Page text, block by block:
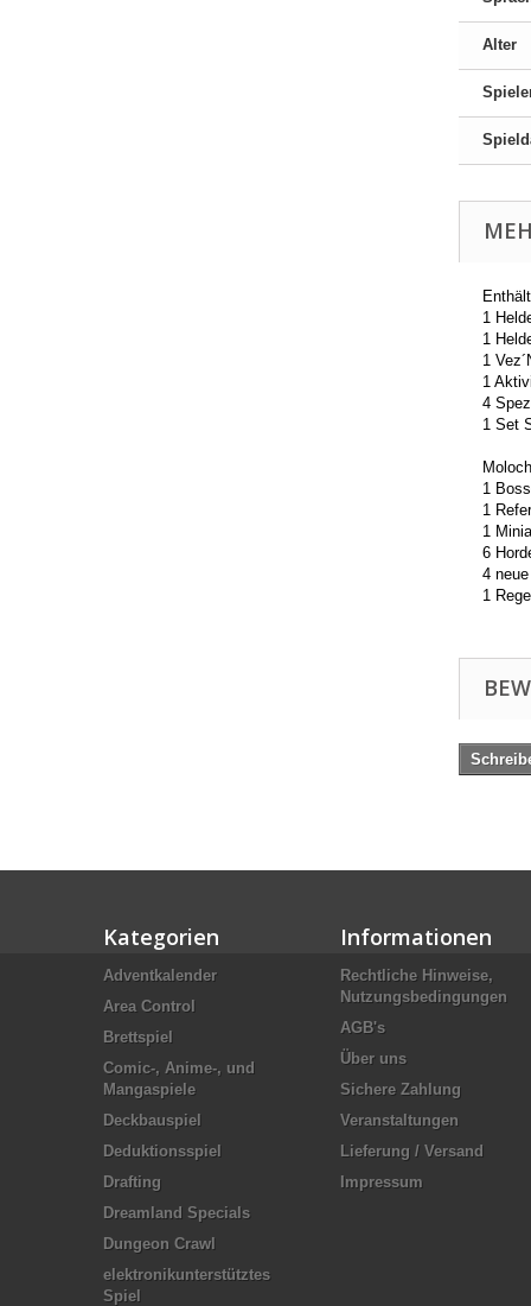
Alter
1
1
1
1
4
1 Set
Moloch
1
1
1
6
4
1
Kategorien
Adventkalender
Area Control
Brettspiel
Comic-, Anime-, und
Mangaspiele
Deckbauspiel
Deduktionsspiel
Drafting
Dreamland Specials
Dungeon Crawl
elektronikunterstütztes
Spiel
Informationen
Rechtliche Hinweise,
Nutzungsbedingungen
AGB's
Über uns
Sichere Zahlung
Veranstaltungen
Lieferung / Versand
Impressum